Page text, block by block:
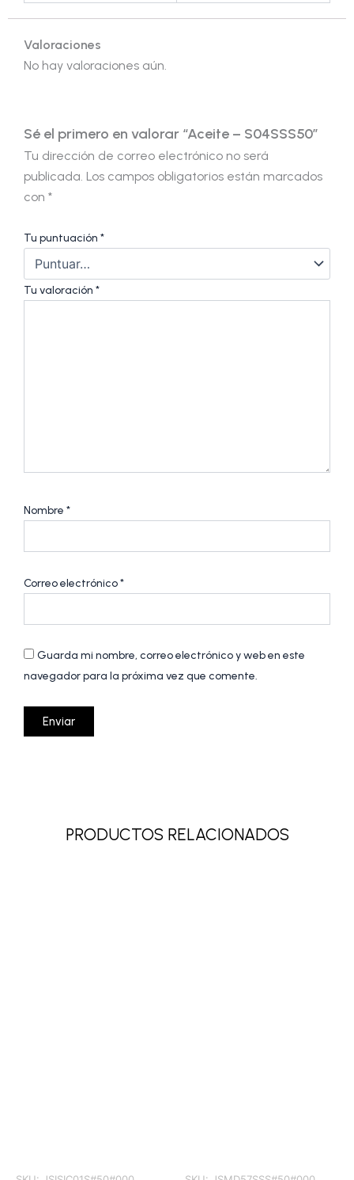
Valoraciones
No hay valoraciones aún.
Sé el primero en valorar “Aceite – S04SSS50”
Tu dirección de correo electrónico no será
publicada. Los campos obligatorios están marcados
con *
Tu puntuación *
Tu valoración *
Nombre *
Correo electrónico*
Guarda mi nombre, correo electrónico y web en este
navegador para la próxima vez que comente.
PRODUCTOS RELACIONADOS